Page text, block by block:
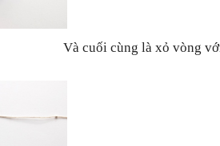
Và cuối cùng là xỏ vòng